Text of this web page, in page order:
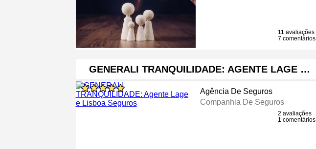
11 avaliações
7 comentários
GENERALI TRANQUILIDADE: AGENTE LAGE …
Agência De Seguros
Companhia De Seguros
2 avaliações
1 comentários